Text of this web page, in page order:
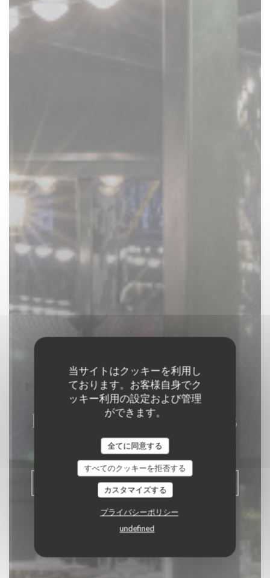
当サイトはクッキーを利用し
ております。お客様自身でク
ッキー利用の設定および管理
ができます。
全てに同意する
すべてのクッキーを拒否する
カスタマイズする
プライバシーポリシー
undefined
La Closerie des Lilas
グルメレストラン|
予約